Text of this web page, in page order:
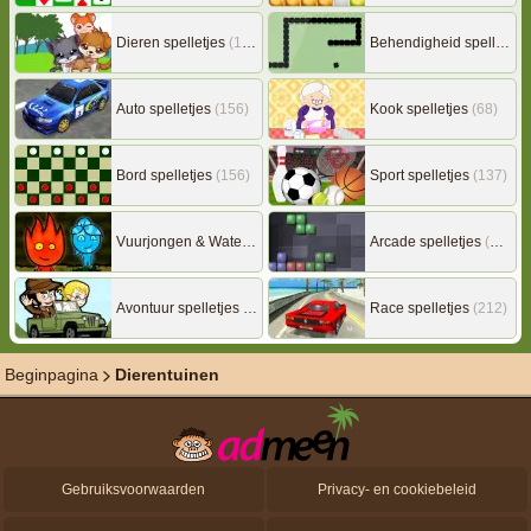
Dieren spelletjes (149) Behendigheid spelletjes
Auto spelletjes (156) Kook spelletjes (68)
Bord spelletjes (156) Sport spelletjes (137)
Vuurjongen & Watermeisje (7) Arcade spelletjes (306)
Avontuur spelletjes
(217) Race spelletjes (212)
Beginpagina Dierentuinen
Gebruiksvoorwaarden Privacy- en cookiebeleid